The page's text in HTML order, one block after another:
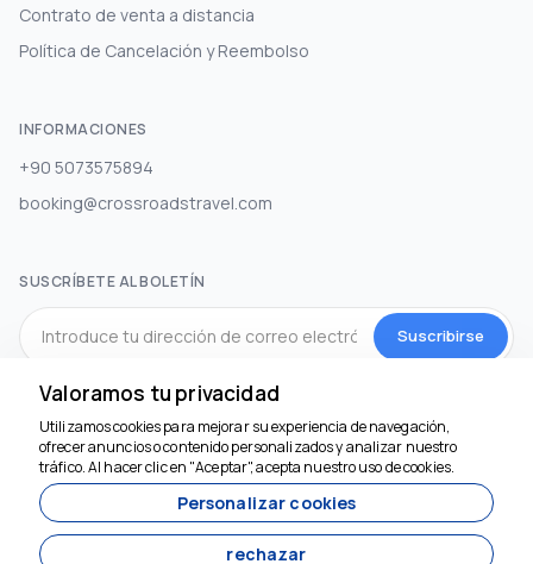
Contrato de venta a distancia
Política de Cancelación y Reembolso
INFORMACIONES
+90 5073575894
booking@crossroadstravel.com
SUSCRÍBETE AL BOLETÍN
Suscribirse
MEDIOS DE COMUNICACIÓN SOCIAL
Valoramos tu privacidad
Utilizamos cookies para mejorar su experiencia de navegación,
ofrecer anuncios o contenido personalizados y analizar nuestro
tráfico. Al hacer clic en "Aceptar", acepta nuestro uso de cookies.
Personalizar cookies
rechazar